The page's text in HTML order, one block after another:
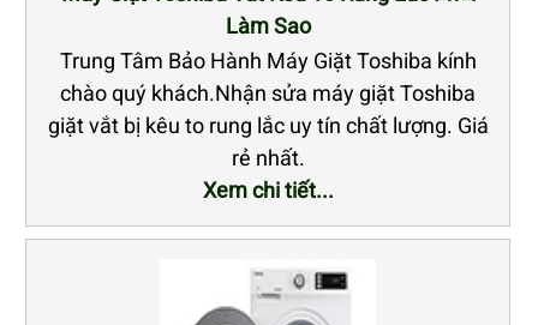
Làm Sao
Trung Tâm Bảo Hành Máy Giặt Toshiba kính
chào quý khách.Nhận sửa máy giặt Toshiba
giặt vắt bị kêu to rung lắc uy tín chất lượng. Giá
rẻ nhất.
Xem chi tiết...